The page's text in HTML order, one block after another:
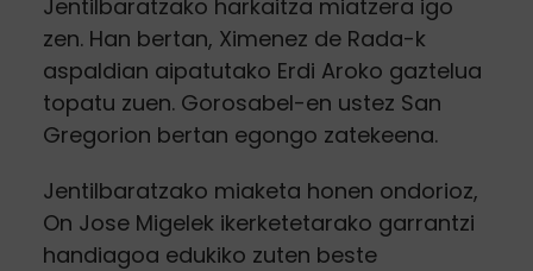
Jentilbaratzako harkaitza miatzera igo
zen. Han bertan, Ximenez de Rada-k
aspaldian aipatutako Erdi Aroko gaztelua
topatu zuen. Gorosabel-en ustez San
Gregorion bertan egongo zatekeena.
Jentilbaratzako miaketa honen ondorioz,
On Jose Migelek ikerketetarako garrantzi
handiagoa edukiko zuten beste